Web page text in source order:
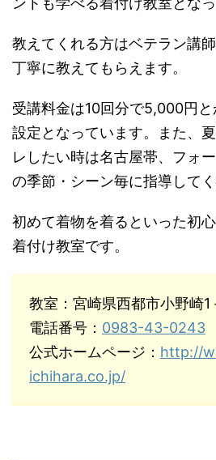
教えてくれる方はベテラン講
丁寧に教えてもらえます。
受講料金は10回分で5,000円
設定となっています。また、
レしたい時は名古屋帯、フォ
の季節・シーン毎に指導してく
初めて着物を着るといった初
着付け教室です。
教室：宮崎県西都市小野崎1
電話番号： 0983-43-0243
公式ホームページ： http://
ichihara.co.jp/